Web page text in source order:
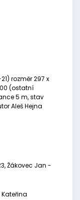
rozměr 297 x
(ostatní
5 m, stav
Aleš Hejna
Žákovec Jan -